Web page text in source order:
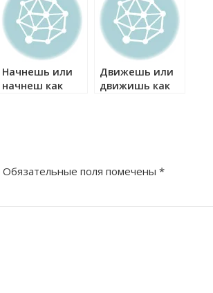
Начнешь или
начнеш как
Движешь или
движишь как
Обязательные поля помечены *